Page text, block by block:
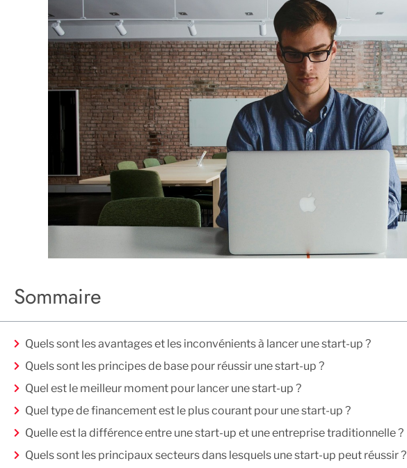
Sommaire
Quels sont les avantages et les inconvénients à lancer une start-up ?
Quels sont les principes de base pour réussir une start-up ?
Quel est le meilleur moment pour lancer une start-up ?
Quel type de financement est le plus courant pour une start-up ?
Quelle est la différence entre une start-up et une entreprise traditionnelle ?
Quels sont les principaux secteurs dans lesquels une start-up peut réussir ?